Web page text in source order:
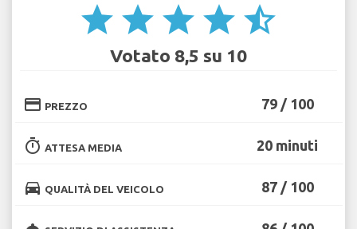
star star star star star_half
Votato 8,5 su 10
credit_card PREZZO 79 / 100
timer ATTESA MEDIA 20 minuti
directions_car QUALITÀ DEL VEICOLO 87 / 100